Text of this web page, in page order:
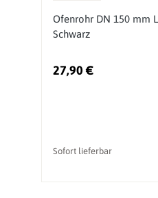
Ofenrohr DN 150 mm
Schwarz
27,90 €
Sofort lieferbar